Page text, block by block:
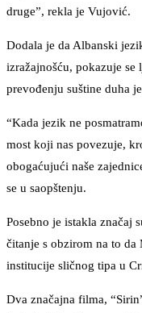
druge”, rekla je Vujović.
Dodala je da Albanski
izražajnošću, pokazuje
prevođenju suštine duha
“Kada jezik ne
most koji nas povezuje,
obogaćujući naše
se u saopštenju.
Posebno je istakla značaj
čitanje s obzirom na to
institucije sličnog tipa u
Dva značajna filma,